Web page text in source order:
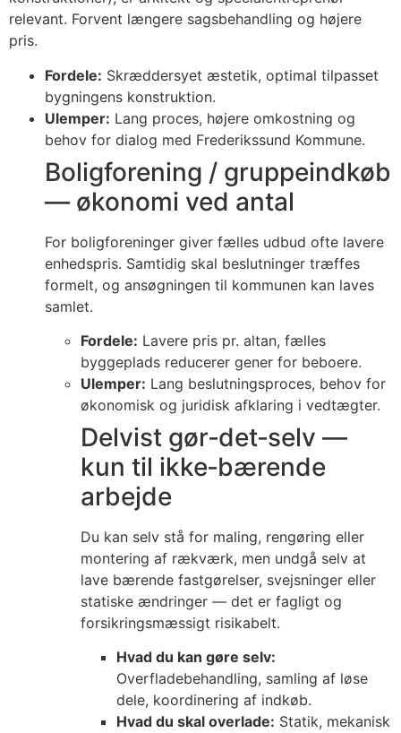
relevant. Forvent længere sagsbehandling og højere
pris.
Fordele: Skræddersyet æstetik, optimal tilpasset
bygningens konstruktion.
Ulemper: Lang proces, højere omkostning og
behov for dialog med Frederikssund Kommune.
Boligforening / gruppeindkøb
— økonomi ved antal
For boligforeninger giver fælles udbud ofte lavere
enhedspris. Samtidig skal beslutninger træffes
formelt, og ansøgningen til kommunen kan laves
samlet.
Fordele: Lavere pris pr. altan, fælles
byggeplads reducerer gener for beboere.
Ulemper: Lang beslutningsproces, behov for
økonomisk og juridisk afklaring i vedtægter.
Delvist gør‑det‑selv —
kun til ikke‑bærende
arbejde
Du kan selv stå for maling, rengøring eller
montering af rækværk, men undgå selv at
lave bærende fastgørelser, svejsninger eller
statiske ændringer — det er fagligt og
forsikringsmæssigt risikabelt.
Hvad du kan gøre selv:
Overfladebehandling, samling af løse
dele, koordinering af indkøb.
Hvad du skal overlade: Statik, mekanisk